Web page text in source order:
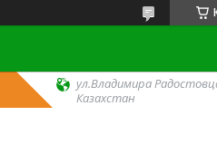
ул.Владимира
Казахстан